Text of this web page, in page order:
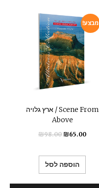
מבצע!
ארץ גלויה / Scene From
Above
₪98.00 ₪65.00
הוספה לסל